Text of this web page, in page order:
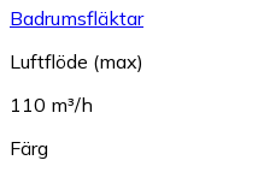
Badrumsfläktar
Luftflöde (max)
110 m³/h
Färg